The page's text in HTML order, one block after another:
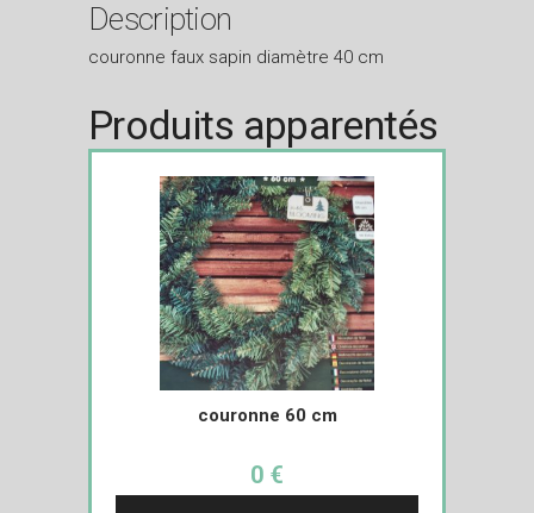
Description
couronne faux sapin diamètre 40 cm
Produits apparentés
couronne 60 cm
0 €